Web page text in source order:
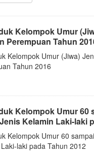
Kelompok Umur
Perempuan Tahun
Kelompok Umur (Jiwa)
Tahun 2016
Kelompok Umur 60
Kelamin Laki-laki
Kelompok Umur 60
laki pada Tahun 2012